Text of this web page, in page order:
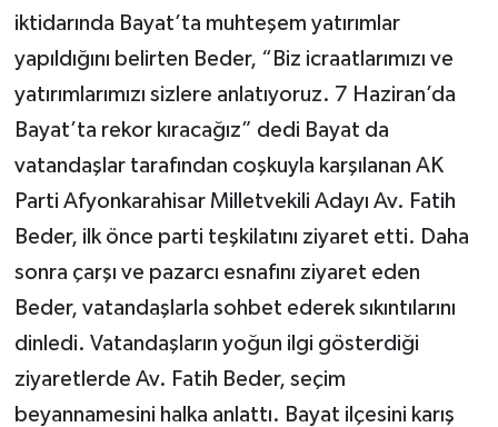
iktidarında Bayat’ta muhteşem yatırımlar
yapıldığını belirten Beder, “Biz icraatlarımızı ve
yatırımlarımızı sizlere anlatıyoruz. 7 Haziran’da
Bayat’ta rekor kıracağız” dedi Bayat da
vatandaşlar tarafından coşkuyla karşılanan AK
Parti Afyonkarahisar Milletvekili Adayı Av. Fatih
Beder, ilk önce parti teşkilatını ziyaret etti. Daha
sonra çarşı ve pazarcı esnafını ziyaret eden
Beder, vatandaşlarla sohbet ederek sıkıntılarını
dinledi. Vatandaşların yoğun ilgi gösterdiği
ziyaretlerde Av. Fatih Beder, seçim
beyannamesini halka anlattı. Bayat ilçesini karış